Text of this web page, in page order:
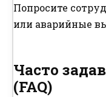
Попросите
или аварийные
Часто
(FAQ)